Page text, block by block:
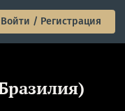
Войти / Регистрация